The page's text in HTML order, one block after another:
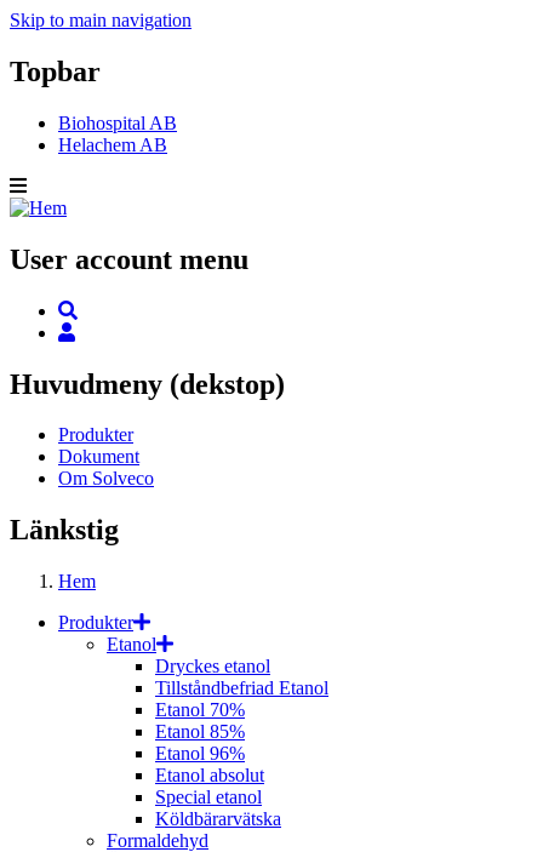
Skip to main navigation
Topbar
Biohospital AB
Helachem AB
User account menu
Huvudmeny (dekstop)
Produkter
Dokument
Om Solveco
Länkstig
Hem
Produkter
Etanol
Dryckes etanol
Tillståndbefriad Etanol
Etanol 70%
Etanol 85%
Etanol 96%
Etanol absolut
Special etanol
Köldbärarvätska
Formaldehyd